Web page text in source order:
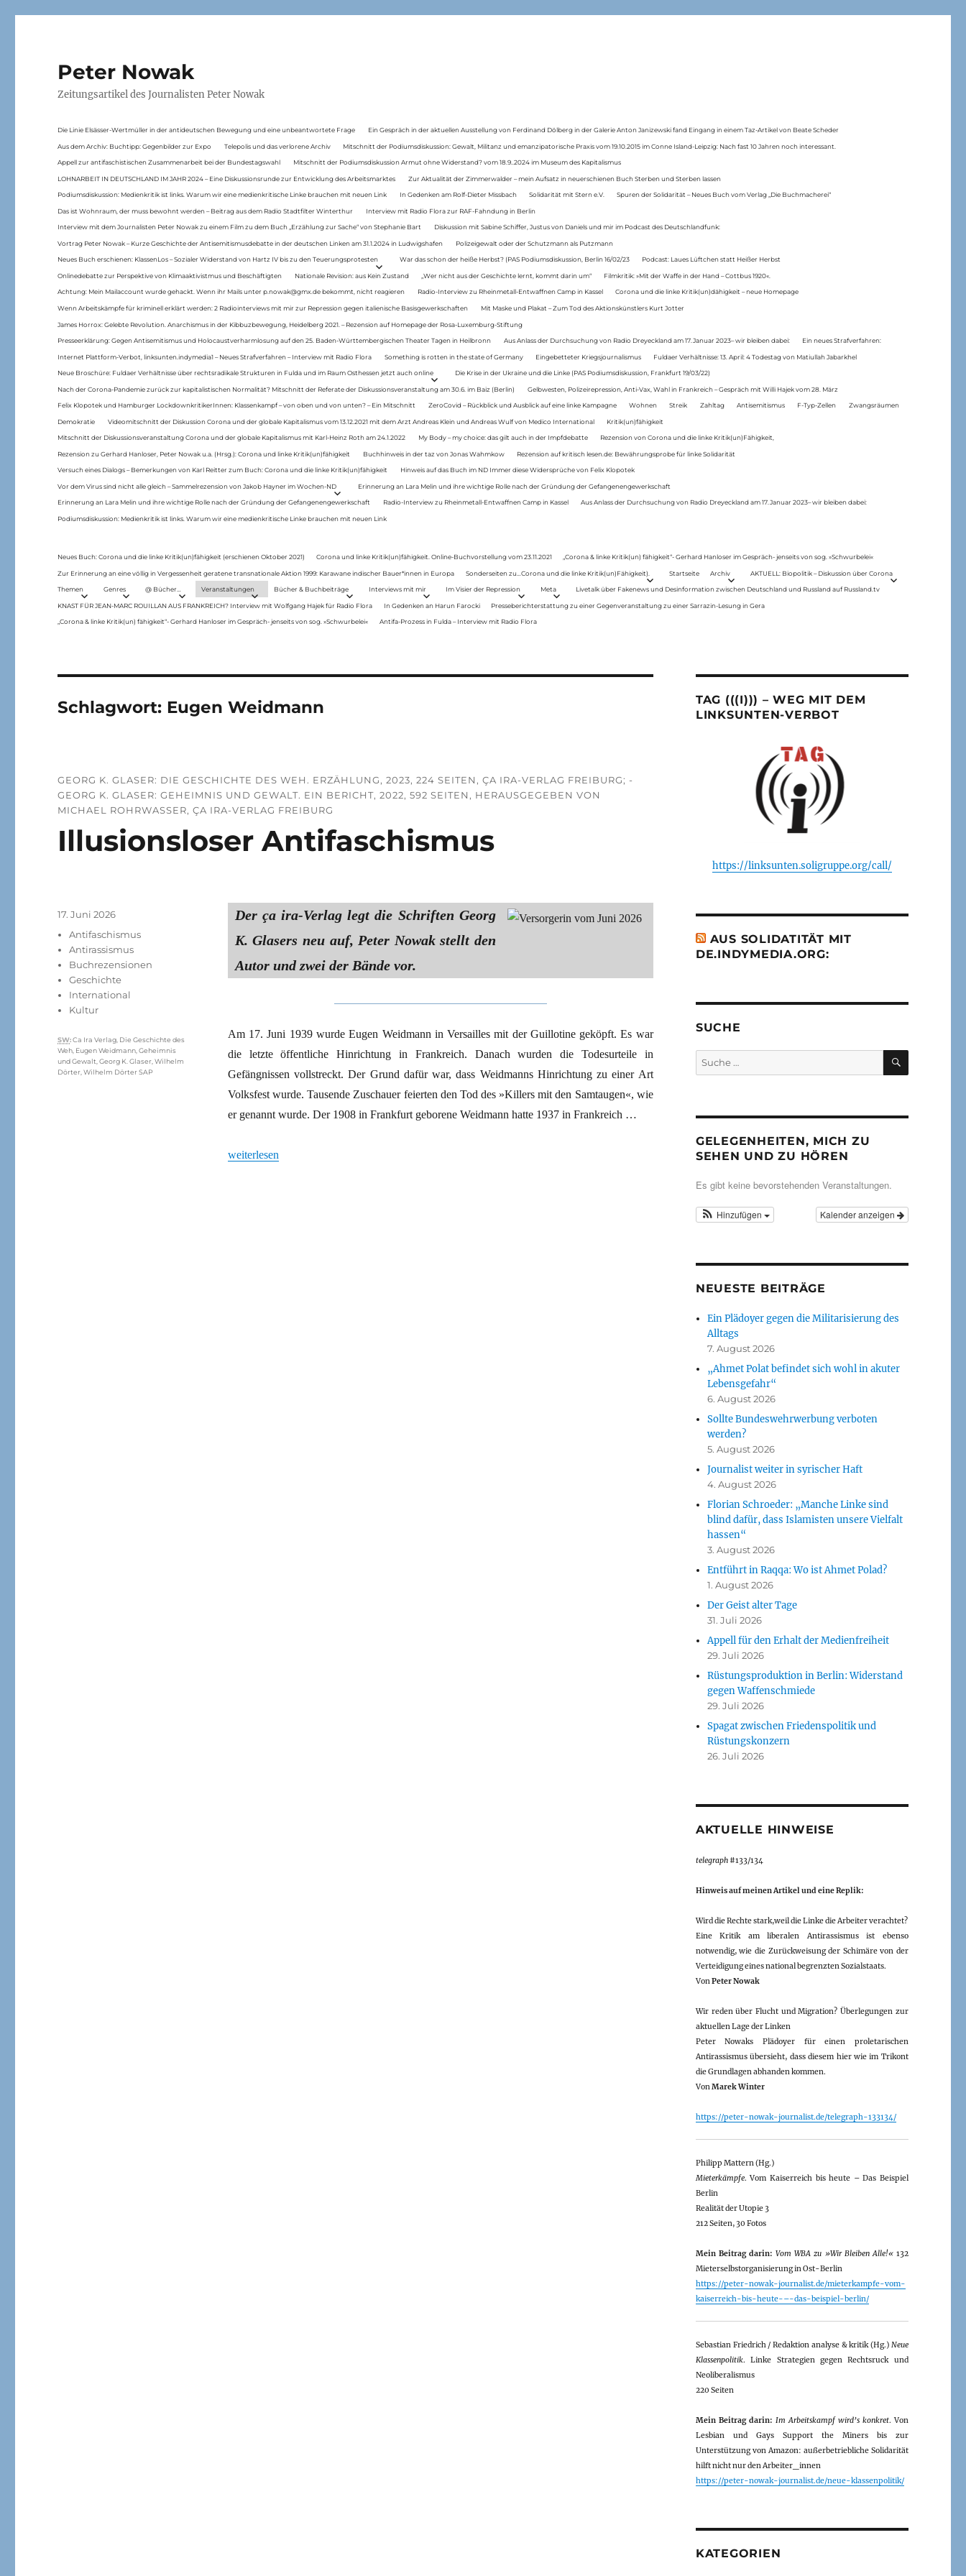
Peter Nowak
Zeitungsartikel des Journalisten Peter Nowak
Die Linie Elsässer-Wertmüller in der antideutschen Bewegung und eine unbeantwortete Frage Ein Gespräch in der aktuellen Ausstellung von Ferdinand Dölberg in der Galerie Anton Janizewski fand Eingang in einem Taz-Artikel von Beate Scheder
Aus dem Archiv: Buchtipp: Gegenbilder zur Expo Telepolis und das verlorene Archiv Mitschnitt der Podiumsdiskussion: Gewalt, Militanz und emanzipatorische Praxis vom 19.10.2015 im Conne Island-Leipzig: Nach fast 10 Jahren noch interessant.
Appell zur antifaschistischen Zusammenarbeit bei der Bundestagswahl Mitschnitt der Podiumsdiskussion Armut ohne Widerstand? vom 18.9..2024 im Museum des Kapitalismus
LOHNARBEIT IN DEUTSCHLAND IM JAHR 2024 – Eine Diskussionsrunde zur Entwicklung des Arbeitsmarktes Zur Aktualität der Zimmerwalder – mein Aufsatz in neuerschienen Buch Sterben und Sterben lassen
Podiumsdiskussion: Medienkritik ist links. Warum wir eine medienkritische Linke brauchen mit neuen Link In Gedenken am Rolf-Dieter Missbach Solidarität mit Stern e.V. Spuren der Solidarität – Neues Buch vom Verlag „Die Buchmacherei“
Das ist Wohnraum, der muss bewohnt werden – Beitrag aus dem Radio Stadtfilter Winterthur Interview mit Radio Flora zur RAF-Fahndung in Berlin
Interview mit dem Journalisten Peter Nowak zu einem Film zu dem Buch „Erzählung zur Sache“ von Stephanie Bart Diskussion mit Sabine Schiffer, Justus von Daniels und mir im Podcast des Deutschlandfunk:
Vortrag Peter Nowak – Kurze Geschichte der Antisemitismusdebatte in der deutschen Linken am 31.1.2024 in Ludwigshafen Polizeigewalt oder der Schutzmann als Putzmann
Neues Buch erschienen: KlassenLos – Sozialer Widerstand von Hartz IV bis zu den Teuerungsprotesten War das schon der heiße Herbst? (PAS Podiumsdiskussion, Berlin 16/02/23 Podcast: Laues Lüftchen statt Heißer Herbst
Onlinedebatte zur Perspektive von Klimaaktivistmus und Beschäftigten Nationale Revision: aus Kein Zustand „Wer nicht aus der Geschichte lernt, kommt darin um“ Filmkritik: »Mit der Waffe in der Hand – Cottbus 1920«.
Achtung: Mein Mailaccount wurde gehackt. Wenn ihr Mails unter p.nowak@gmx.de bekommt, nicht reagieren Radio-Interview zu Rheinmetall-Entwaffnen Camp in Kassel Corona und die linke Kritik(un)dähigkeit – neue Homepage
Wenn Arbeitskämpfe für kriminell erklärt werden: 2 Radiointerviews mit mir zur Repression gegen italienische Basisgewerkschaften Mit Maske und Plakat – Zum Tod des Aktionskünstlers Kurt Jotter
James Horrox: Gelebte Revolution. Anarchismus in der Kibbuzbewegung, Heidelberg 2021. – Rezension auf Homepage der Rosa-Luxemburg-Stiftung
Presseerklärung: Gegen Antisemitismus und Holocaustverharmlosung auf den 25. Baden-Württembergischen Theater Tagen in Heilbronn Aus Anlass der Durchsuchung von Radio Dreyeckland am 17.Januar 2023– wir bleiben dabei: Ein neues Strafverfahren:
Internet Plattform-Verbot, linksunten.indymedia1 – Neues Strafverfahren – Interview mit Radio Flora Something is rotten in the state of Germany Eingebetteter Kriegsjournalismus Fuldaer Verhältnisse: 13. April: 4 Todestag von Matiul­lah Jabarkhel
Neue Broschüre: Fuldaer Verhältnisse über rechtsradikale Strukturen in Fulda und im Raum Osthessen jetzt auch online Die Krise in der Ukraine und die Linke (PAS Podiumsdiskussion, Frankfurt 19/03/22)
Nach der Corona-Pandemie zurück zur kapitalistischen Normalität? Mitschnitt der Referate der Diskussionsveranstaltung am 30.6. im Baiz (Berlin) Gelbwesten, Polizeirepression, Anti-Vax, Wahl in Frankreich – Gespräch mit Willi Hajek vom 28. März
Felix Klopotek und Hamburger LockdownkritikerInnen: Klassenkampf – von oben und von unten? – Ein Mitschnitt ZeroCovid – Rückblick und Ausblick auf eine linke Kampagne Wohnen Streik Zahltag Antisemitismus F-Typ-Zellen Zwangsräumen
Demokratie Videomitschnitt der Diskussion Corona und der globale Kapitalismus vom 13.12.2021 mit dem Arzt Andreas Klein und Andreas Wulf von Medico International Kritik(un)fähigkeit
Mitschnitt der Diskussionsveranstaltung Corona und der globale Kapitalismus mit Karl-Heinz Roth am 24.1.2022 My Body – my choice: das gilt auch in der Impfdebatte Rezension von Corona und die linke Kritik(un)Fähigkeit,
Rezension zu Gerhard Hanloser, Peter Nowak u.a. (Hrsg.): Corona und linke Kritik(un)fähigkeit Buchhinweis in der taz von Jonas Wahmkow Rezension auf kritisch lesen.de: Bewährungsprobe für linke Solidarität
Versuch eines Dialogs – Bemerkungen von Karl Reitter zum Buch: Corona und die linke Kritik(un)fähigkeit Hinweis auf das Buch im ND Immer diese Widersprüche von Felix Klopotek
Vor dem Virus sind nicht alle gleich – Sammelrezension von Jakob Hayner im Wochen-ND Erinnerung an Lara Melin und ihre wichtige Rolle nach der Gründung der Gefangenengewerkschaft
Erinnerung an Lara Melin und ihre wichtige Rolle nach der Gründung der Gefangenengewerkschaft Radio-Interview zu Rheinmetall-Entwaffnen Camp in Kassel Aus Anlass der Durchsuchung von Radio Dreyeckland am 17.Januar 2023– wir bleiben dabei:
Podiumsdiskussion: Medienkritik ist links. Warum wir eine medienkritische Linke brauchen mit neuen Link
Neues Buch: Corona und die linke Kritik(un)fähigkeit (erschienen Oktober 2021) Corona und linke Kritik(un)fähigkeit. Online-Buchvorstellung vom 23.11.2021 „Corona & linke Kritik(un) fähigkeit“- Gerhard Hanloser im Gespräch- jenseits von sog. »Schwurbelei«
Zur Erinnerung an eine völlig in Vergessenheit geratene transnationale Aktion 1999: Karawane indischer Bauer*innen in Europa Sonderseiten zu…Corona und die linke Kritik(un)Fähigkeit). Startseite Archiv AKTUELL: Biopolitik – Diskussion über Corona
Themen Genres @ Bücher… Veranstaltungen Bücher & Buchbeiträge Interviews mit mir Im Visier der Repression Meta Livetalk über Fakenews und Desinformation zwischen Deutschland und Russland auf Russland.tv
KNAST FÜR JEAN-MARC ROUILLAN AUS FRANKREICH? Interview mit Wolfgang Hajek für Radio Flora In Gedenken an Harun Farocki Presseberichterstattung zu einer Gegenveranstaltung zu einer Sarrazin-Lesung in Gera
„Corona & linke Kritik(un) fähigkeit“- Gerhard Hanloser im Gespräch- jenseits von sog. »Schwurbelei« Antifa-Prozess in Fulda – Interview mit Radio Flora
Schlagwort: Eugen Weidmann
GEORG K. GLASER: DIE GESCHICHTE DES WEH. ERZÄHLUNG, 2023, 224 SEITEN, ÇA IRA-VERLAG FREIBURG; -
GEORG K. GLASER: GEHEIMNIS UND GEWALT. EIN BERICHT, 2022, 592 SEITEN, HERAUSGEGEBEN VON
MICHAEL ROHRWASSER, ÇA IRA-VERLAG FREIBURG
Illusionsloser Antifaschismus
Der ça ira-Verlag legt die Schriften Georg
K. Glasers neu auf, Peter Nowak stellt den
Autor und zwei der Bände vor.
Am 17. Juni 1939 wurde Eugen Weidmann in Versailles mit der Guillotine geköpft. Es war
die letzte öffentliche Hinrichtung in Frankreich. Danach wurden die Todesurteile in
Gefängnissen vollstreckt. Der Grund dafür war, dass Weidmanns Hinrichtung zu einer Art
Volksfest wurde. Tausende Zuschauer feierten den Tod des »Killers mit den Samtaugen«, wie
er genannt wurde. Der 1908 in Frankfurt geborene Weidmann hatte 1937 in Frankreich …
„Illusionsloser Antifaschismus“
weiterlesen
Veröffentlicht
17. Juni 2026
Kategorien
Antifaschismus
Antirassismus
Buchrezensionen
Geschichte
International
Kultur
Schlagwörter
SW:Ca Ira Verlag Die Geschichte des
Weh Eugen Weidmann ,Geheimnis
und Gewalt ,Georg K. Glaser ,Wilhelm
Dörter ,Wilhelm Dörter SAP
TAG (((I))) – WEG MIT DEM
LINKSUNTEN-VERBOT
https://linksunten.soligruppe.org/call/
AUS SOLIDATITÄT MIT
DE.INDYMEDIA.ORG:
SUCHE
Suche
nach:
SUCHEN
GELEGENHEITEN, MICH ZU
SEHEN UND ZU HÖREN
Es gibt keine bevorstehenden Veranstaltungen.
Kalender anzeigen
Hinzufügen
NEUESTE BEITRÄGE
Ein Plädoyer gegen die Militarisierung des
Alltags
7. August 2026
„Ahmet Polat befindet sich wohl in akuter
Lebensgefahr“
6. August 2026
Sollte Bundeswehrwerbung verboten
werden?
5. August 2026
Journalist weiter in syrischer Haft
4. August 2026
Florian Schroeder: „Manche Linke sind
blind dafür, dass Islamisten unsere Vielfalt
hassen“
3. August 2026
Entführt in Raqqa: Wo ist Ahmet Polad?
1. August 2026
Der Geist alter Tage
31. Juli 2026
Appell für den Erhalt der Medienfreiheit
29. Juli 2026
Rüstungsproduktion in Berlin: Widerstand
gegen Waffenschmiede
29. Juli 2026
Spagat zwischen Friedenspolitik und
Rüstungskonzern
26. Juli 2026
AKTUELLE HINWEISE
telegraph#133/134
Hinweis auf meinen Artikel und eine Replik:
Wird die Rechte stark,weil die Linke die Arbeiter verachtet?
Eine Kritik am liberalen Antirassismus ist ebenso
notwendig, wie die Zurückweisung der Schimäre von der
Verteidigung eines national begrenzten Sozialstaats.
VonPeter Nowak
Wir reden über Flucht und Migration? Überlegungen zur
aktuellen Lage der Linken
Peter Nowaks Plädoyer für einen proletarischen
Antirassismus übersieht, dass diesem hier wie im Trikont
die Grundlagen abhanden kommen.
VonMarek Winter
https://peter-nowak-journalist.de/telegraph-133134/
Philipp Mattern (Hg.)
Mieterkämpfe. Vom Kaiserreich bis heute – Das Beispiel
Berlin
Realität der Utopie 3
212 Seiten, 30 Fotos
Mein Beitrag darin: Vom WBA zu »Wir Bleiben Alle!«132
Mieterselbstorganisierung in Ost-Berlin
https://peter-nowak-journalist.de/mieterkampfe-vom-
kaiserreich-bis-heute-–-das-beispiel-berlin/
Sebastian Friedrich / Redaktion analyse & kritik (Hg.) Neue
Klassenpolitik. Linke Strategien gegen Rechtsruck und
Neoliberalismus
220 Seiten
Mein Beitrag darin: Im Arbeitskampf wird’s konkret. Von
Lesbian und Gays Support the Miners bis zur
Unterstützung von Amazon: außerbetriebliche Solidarität
hilft nicht nur den Arbeiter_innen
https://peter-nowak-journalist.de/neue-klassenpolitik/
KATEGORIEN